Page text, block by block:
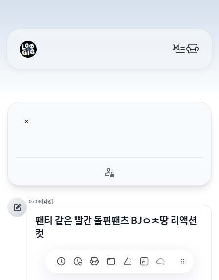
07:08[익명]
팬티 같은 빨간 돌핀팬츠 BJㅇㅊ땅 리액션
컷